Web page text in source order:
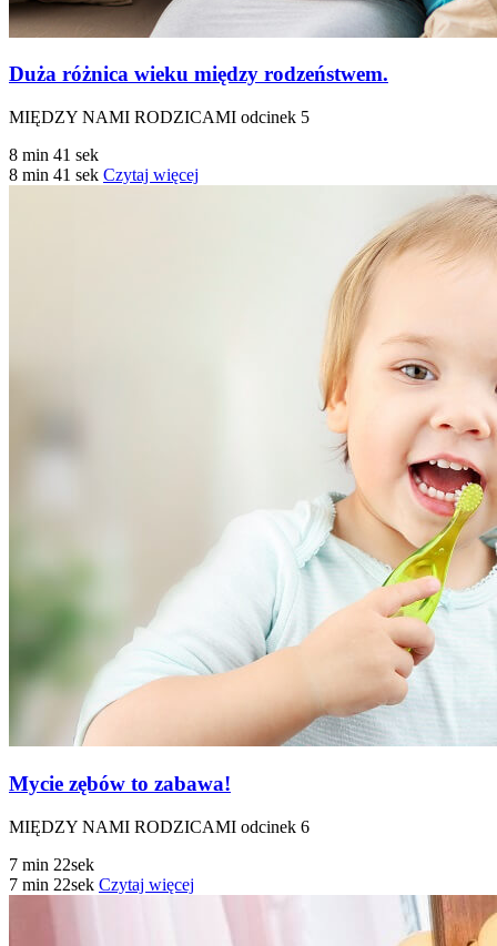
Duża różnica wieku między rodzeństwem.
MIĘDZY NAMI RODZICAMI odcinek 5
8 min 41 sek
8 min 41 sek Czytaj więcej
Mycie zębów to zabawa!
MIĘDZY NAMI RODZICAMI odcinek 6
7 min 22sek
7 min 22sek Czytaj więcej